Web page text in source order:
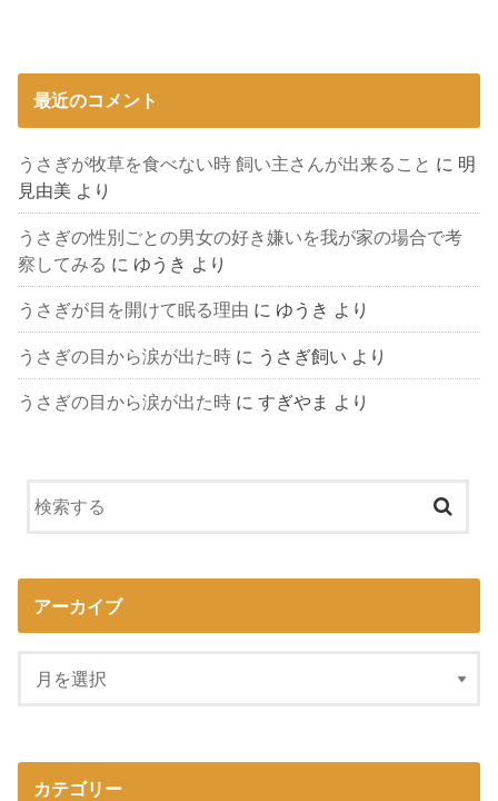
最近のコメント
うさぎが牧草を食べない時 飼い主さんが出来ること に 明
見由美 より
うさぎの性別ごとの男女の好き嫌いを我が家の場合で考
察してみる に ゆうき より
うさぎが目を開けて眠る理由 に ゆうき より
うさぎの目から涙が出た時 に うさぎ飼い より
うさぎの目から涙が出た時 にすぎやま より
アーカイブ
カテゴリー